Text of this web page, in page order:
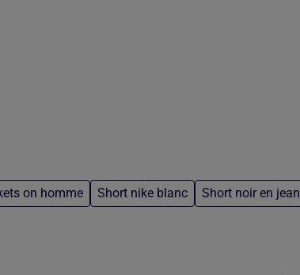
on homme Short nike blanc Short noir en jean